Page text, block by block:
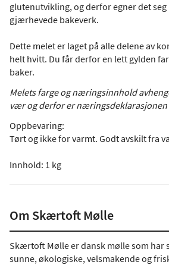
glutenutvikling, og derfor egner det
gjærhevede bakeverk.
Dette melet er laget på alle delene av
helt hvitt. Du får derfor en lett gylden
baker.
Melets farge og næringsinnhold
vær og derfor er næringsdeklarasjonen
Oppbevaring:
Tørt og ikke for varmt. Godt avskilt fra
Innhold: 1 kg
Om Skærtoft Mølle
Skærtoft Mølle er dansk mølle som har
sunne, økologiske, velsmakende og